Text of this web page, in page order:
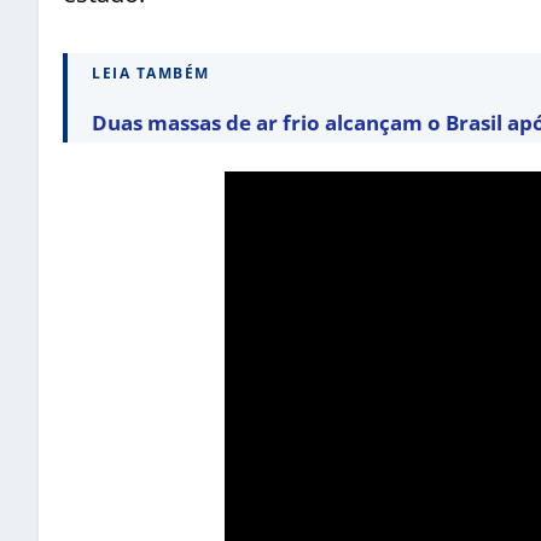
LEIA TAMBÉM
Duas massas de ar frio alcançam o Brasil